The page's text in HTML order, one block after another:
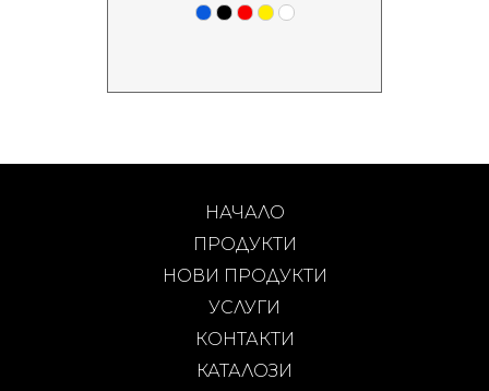
НАЧАЛО
ПРОДУКТИ
НОВИ ПРОДУКТИ
УСЛУГИ
КОНТАКТИ
КАТАЛОЗИ